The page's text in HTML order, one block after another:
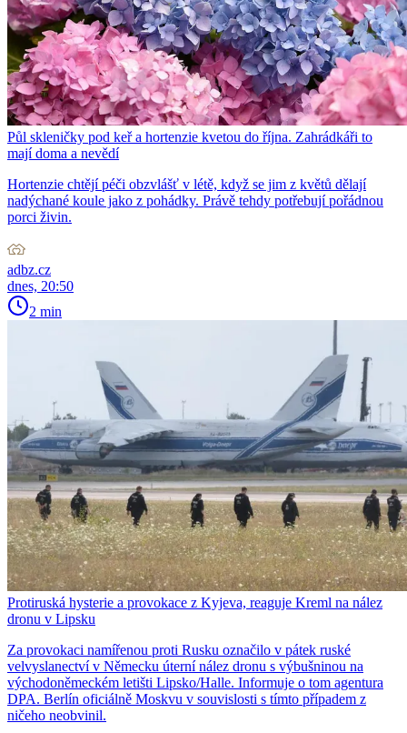
Půl skleničky pod keř a hortenzie kvetou do října. Zahrádkáři to
mají doma a nevědí
Hortenzie chtějí péči obzvlášť v létě, když se jim z květů dělají
nadýchané koule jako z pohádky. Právě tehdy potřebují pořádnou
porci živin.
adbz.cz
dnes, 20:50
2 min
Protiruská hysterie a provokace z Kyjeva, reaguje Kreml na nález
dronu v Lipsku
Za provokaci namířenou proti Rusku označilo v pátek ruské
velvyslanectví v Německu úterní nález dronu s výbušninou na
východoněmeckém letišti Lipsko/Halle. Informuje o tom agentura
DPA. Berlín oficiálně Moskvu v souvislosti s tímto případem z
ničeho neobvinil.